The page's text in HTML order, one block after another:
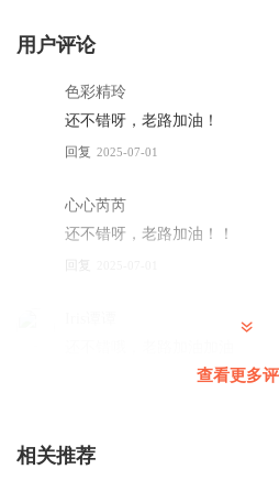
用户评论
色彩精玲
还不错呀，老路加油！
回复 2025-07-01
心心芮芮
还不错呀，老路加油！！
回复
还不错呀，老路加油💪
查看更多
相关推荐